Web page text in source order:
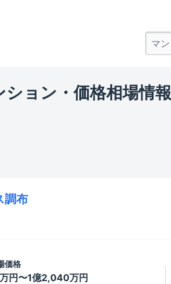
ョン・価格相場情報
調布
価格
円〜1億2,040万円